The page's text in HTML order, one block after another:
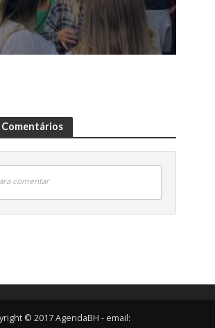
comentar
© 2017 AgendaBH - email: